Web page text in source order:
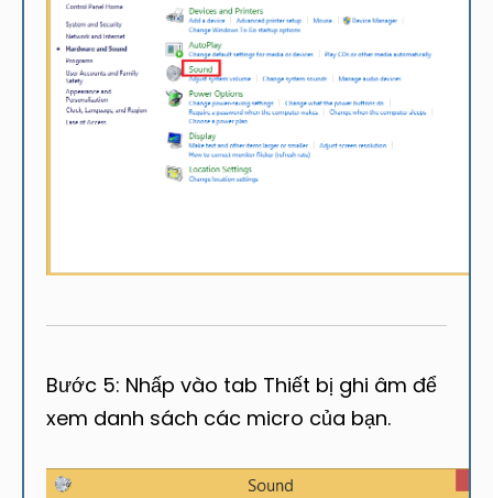
Bước 5: Nhấp vào tab Thiết bị ghi âm để
xem danh sách các micro của bạn.